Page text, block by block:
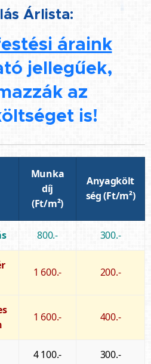
Árlista:
áraink
jellegűek,
az
is!
Munka
díj
(Ft/m²)
Anyagkölt
ség (Ft/m²)
800.- 300.-
1 600.- 200.-
1 600.- 400.-
4 100.- 300.-